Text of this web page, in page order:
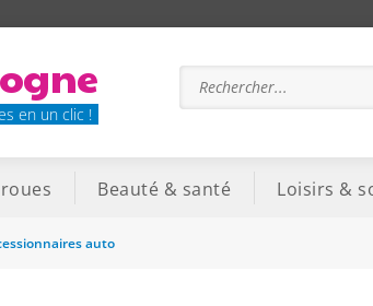
en un clic !
Beauté & santé Loisirs &
auto